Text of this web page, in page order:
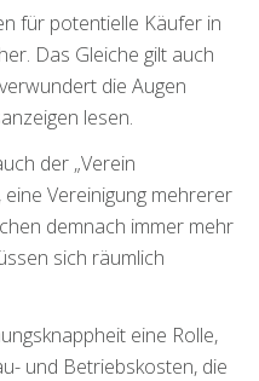
für potentielle Käufer in
Das Gleiche gilt auch
die Augen
lesen.
der „Verein
Vereinigung mehrerer
demnach immer mehr
sich räumlich
eine Rolle,
und Betriebskosten, die